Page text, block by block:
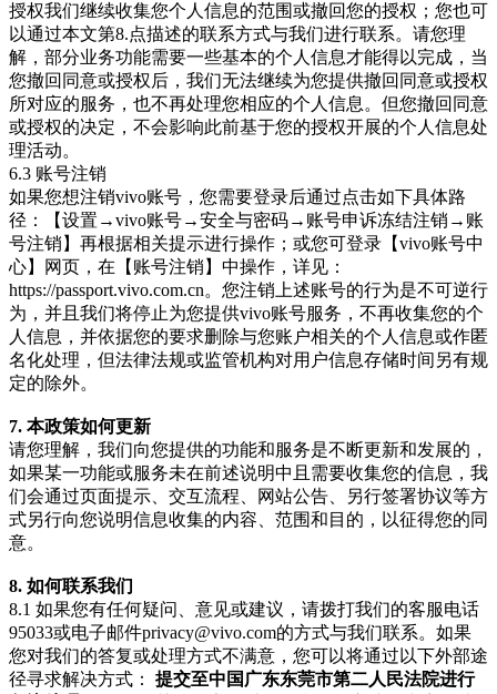
授权我们继续收集您个人信息的范围或撤回您的授权；您也可
以通过本文第8.点描述的联系方式与我们进行联系。请您理
解，部分业务功能需要一些基本的个人信息才能得以完成，当
您撤回同意或授权后，我们无法继续为您提供撤回同意或授权
所对应的服务，也不再处理您相应的个人信息。但您撤回同意
或授权的决定，不会影响此前基于您的授权开展的个人信息处
理活动。
6.3 账号注销
如果您想注销vivo账号，您需要登录后通过点击如下具体路
径：【设置→vivo账号→安全与密码→账号申诉冻结注销→账
号注销】再根据相关提示进行操作；或您可登录【vivo账号中
心】网页，在【账号注销】中操作，详见：
https://passport.vivo.com.cn。您注销上述账号的行为是不可逆行
为，并且我们将停止为您提供vivo账号服务，不再收集您的个
人信息，并依据您的要求删除与您账户相关的个人信息或作匿
名化处理，但法律法规或监管机构对用户信息存储时间另有规
定的除外。
7. 本政策如何更新
请您理解，我们向您提供的功能和服务是不断更新和发展的，
如果某一功能或服务未在前述说明中且需要收集您的信息，我
们会通过页面提示、交互流程、网站公告、另行签署协议等方
式另行向您说明信息收集的内容、范围和目的，以征得您的同
意。
8. 如何联系我们
8.1 如果您有任何疑问、意见或建议，请拨打我们的客服电话
95033或电子邮件privacy@vivo.com的方式与我们联系。如果
您对我们的答复或处理方式不满意，您可以将通过以下外部途
径寻求解决方式： 提交至中国广东东莞市第二人民法院进行